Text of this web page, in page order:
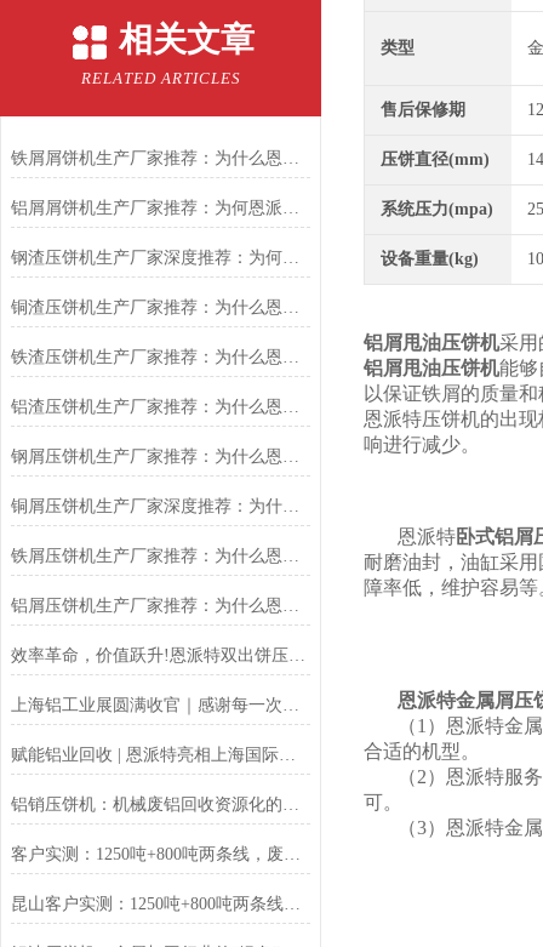
相关文章
RELATED ARTICLES
铁屑屑饼机生产厂家推荐：为什么恩派特是您的优选伙伴
铝屑屑饼机生产厂家推荐：为何恩派特成为金属回收行业的“隐形优选”？
钢渣压饼机生产厂家深度推荐：为何恩派特成为高净值产线的优选
铜渣压饼机生产厂家推荐：为什么恩派特成为众多企业的信赖？
铁渣压饼机生产厂家推荐：为什么恩派特成为众多企业的优选？
铝渣压饼机生产厂家推荐：为什么恩派特是值得信赖的选择？
钢屑压饼机生产厂家推荐：为什么恩派特是您值得信赖的选择？
铜屑压饼机生产厂家深度推荐：为什么恩派特成为市场的“压饼专家”？
铁屑压饼机生产厂家推荐：为什么恩派特成为工业固废处理的优选品牌？
铝屑压饼机生产厂家推荐：为什么恩派特成为众多企业的优选？
效率革命，价值跃升!恩派特双出饼压饼机全新升级，重塑金属回收
上海铝工业展圆满收官｜感谢每一次相遇，我们明年再见！
赋能铝业回收 | 恩派特亮相上海国际铝工业展
铝销压饼机：机械废铝回收资源化的环保核心设备
客户实测：1250吨+800吨两条线，废料回收从成本中心变利润来源
昆山客户实测：1250吨+800吨两条线，废料回收从成本中心变利润来源
类型
售后保修期
压饼直径(mm)
系统压力(mpa)
设备重量(kg)
铝屑甩油压饼机采用
铝屑甩油压饼机能够
以保证铁屑的质量
恩派特压饼机的出
响进行减少。
恩派特卧式铝屑
耐磨油封，油缸采
障率低，维护容易等
恩派特金属屑压
（1）恩派特金
合适的机型。
（2）恩派特服
可。
（3）恩派特金